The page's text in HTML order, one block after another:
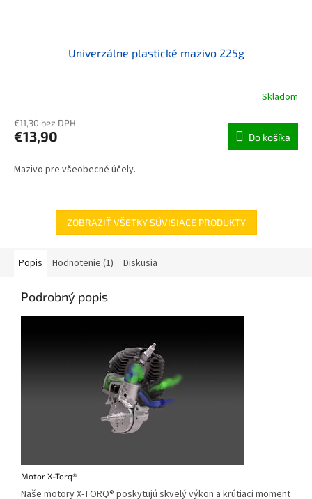
Univerzálne plastické mazivo 225g
Skladom
€11,30 bez DPH
€13,90 Do košíka
Mazivo pre všeobecné účely.
ZOBRAZIŤ VŠETKY SÚVISIACE PRODUKTY
Popis Hodnotenie (1) Diskusia
Podrobný popis
Motor X-Torq®
Naše motory X-TORQ® poskytujú skvelý výkon a krútiaci moment